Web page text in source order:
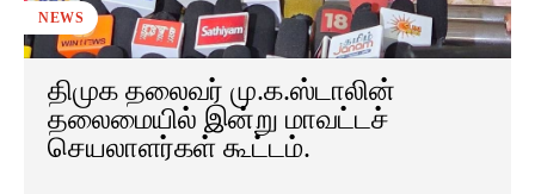
NEWS
திமுக தலைவர் மு.க.ஸ்டாலின்
தலைமையில் இன்று மாவட்டச்
செயலாளர்கள் கூட்டம்.